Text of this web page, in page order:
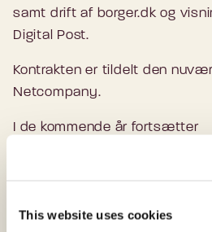
This website uses cookies
samt drift af borger.dk og
Digital Post.
Kontrakten er tildelt den
Netcompany.
I de kommende år fortsætter
Digitaliseringsstyrelsen og
videreudvikle borger.dk og
myndigheder.